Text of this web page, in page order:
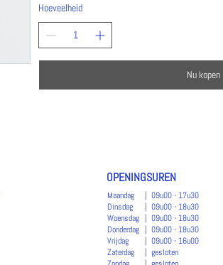
Hoeveelheid
Nu kopen
OPENINGSUREN
Maandag
Dinsdag
Woensdag
Donderdag
Vrijdag
Zaterdag
| 09u00 - 17u30
| 09u00 - 18u30
| 09u00 - 18u30
| 09u00 - 18u30
| 09u00 - 16u00
| gesloten